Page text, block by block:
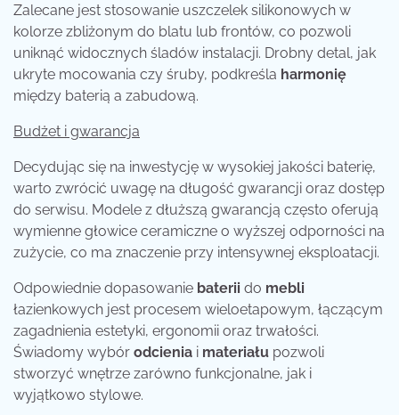
Zalecane jest stosowanie uszczelek silikonowych w
kolorze zbliżonym do blatu lub frontów, co pozwoli
uniknąć widocznych śladów instalacji. Drobny detal, jak
ukryte mocowania czy śruby, podkreśla harmonię
między baterią a zabudową.
Budżet i gwarancja
Decydując się na inwestycję w wysokiej jakości baterię,
warto zwrócić uwagę na długość gwarancji oraz dostęp
do serwisu. Modele z dłuższą gwarancją często oferują
wymienne głowice ceramiczne o wyższej odporności na
zużycie, co ma znaczenie przy intensywnej eksploatacji.
Odpowiednie dopasowanie baterii do mebli
łazienkowych jest procesem wieloetapowym, łączącym
zagadnienia estetyki, ergonomii oraz trwałości.
Świadomy wybór odcienia i materiału pozwoli
stworzyć wnętrze zarówno funkcjonalne, jak i
wyjątkowo stylowe.